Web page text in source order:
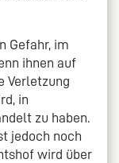
Gefahr, im
ihnen auf
Verletzung
in
zu haben.
jedoch noch
wird über